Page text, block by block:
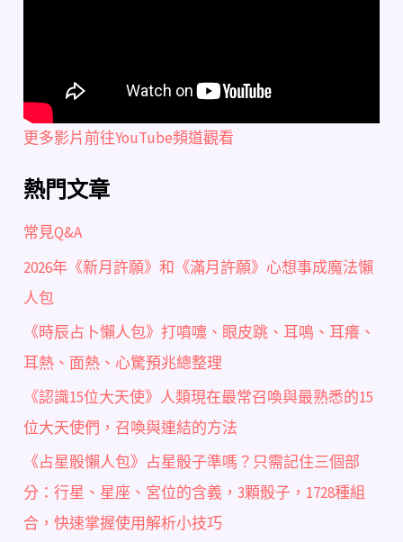
更多影片前往YouTube頻道觀看
熱門文章
常見Q&A
2026年《新月許願》和《滿月許願》心想事成魔法懶
人包
《時辰占卜懶人包》打噴嚏、眼皮跳、耳鳴、耳癢、
耳熱、面熱、心驚預兆總整理
《認識15位大天使》人類現在最常召喚與最熟悉的15
位大天使們，召喚與連結的方法
《占星骰懶人包》占星骰子準嗎？只需記住三個部
分：行星、星座、宮位的含義，3顆骰子，1728種組
合，快速掌握使用解析小技巧